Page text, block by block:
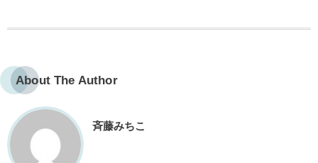
About The Author
斉藤みちこ